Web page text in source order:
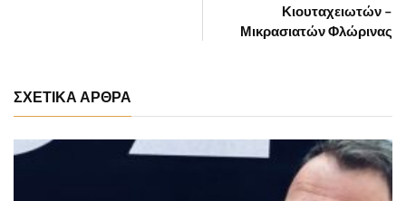
Κιουταχειωτών –
Μικρασιατών Φλώρινας
ΣΧΕΤΙΚΑ ΑΡΘΡΑ